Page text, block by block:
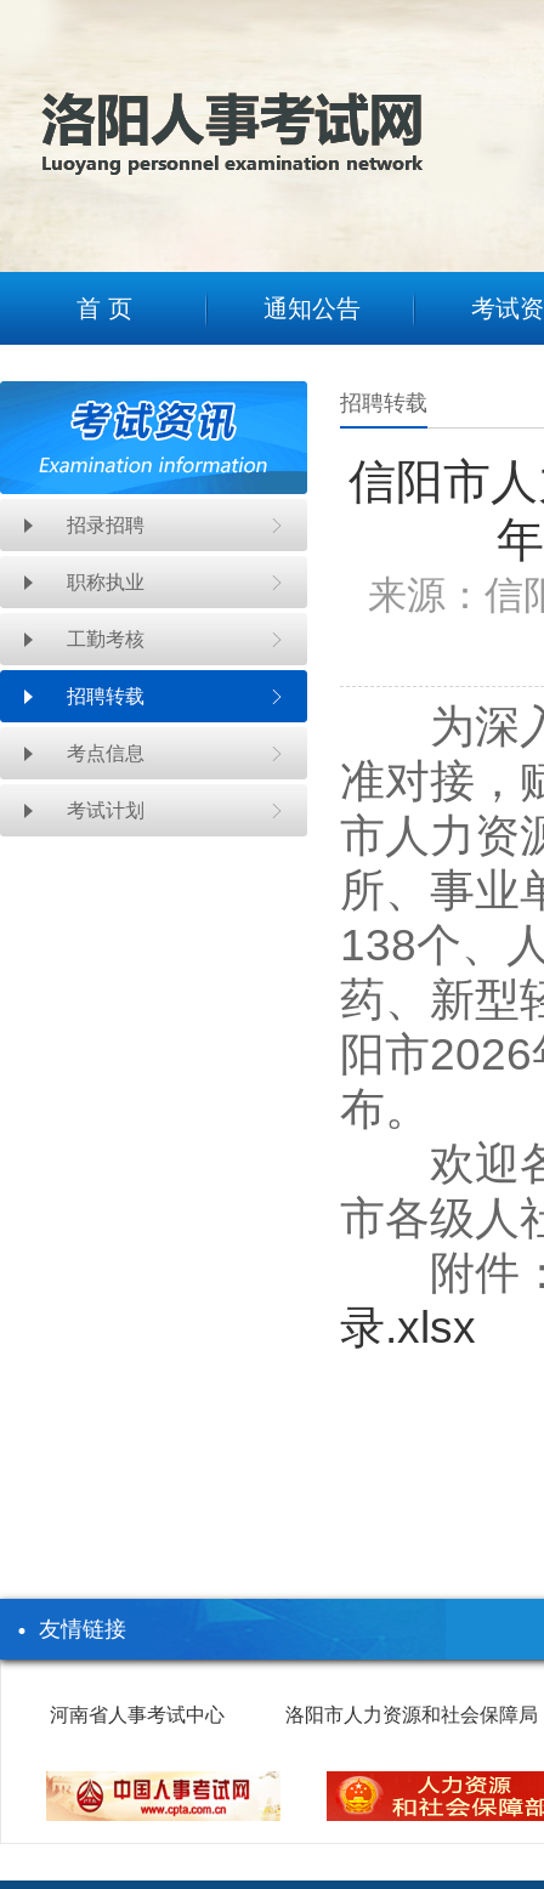
首 页 通知公告 考试
招录招聘
职称执业
工勤考核
招聘转载
考点信息
考试计划
招聘转载
信阳市
来源：信
为深入
准对接，
市人力资
所、事业
138个、
药、新型
阳市
布。
欢迎各
市各级人
附件
录.xlsx
友情链接
河南省人事考试中心 洛阳市人力资源和社会保障局